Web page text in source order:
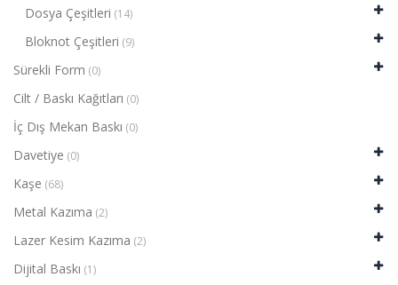
Dosya Çeşitleri (14)
Bloknot Çeşitleri (9)
Sürekli Form (0)
Cilt / Baskı Kağıtları (0)
İç Dış Mekan Baskı (0)
Davetiye (0)
Kaşe (68)
Metal Kazıma (2)
Lazer Kesim Kazıma (2)
Dijital Baskı (1)